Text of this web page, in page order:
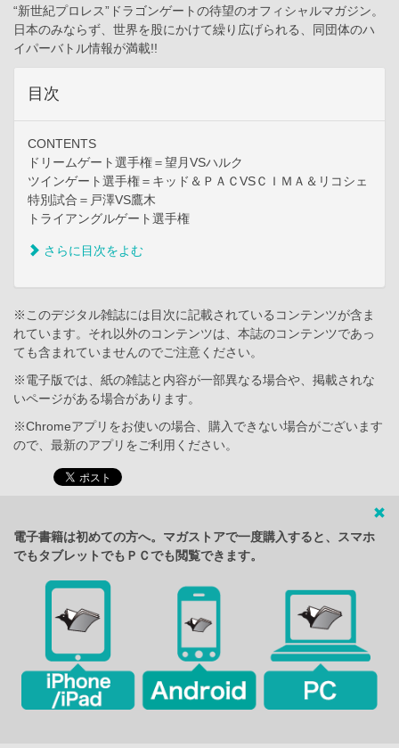
“新世紀プロレス”ドラゴンゲートの待望のオフィシャルマガジン。
日本のみならず、世界を股にかけて繰り広げられる、同団体のハ
イパーバトル情報が満載!!
目次
CONTENTS
ドリームゲート選手権＝望月VSハルク
ツインゲート選手権＝キッド＆ＰＡＣVSＣＩＭＡ＆リコシェ
特別試合＝戸澤VS鷹木
トライアングルゲート選手権
さらに目次をよむ
※このデジタル雑誌には目次に記載されているコンテンツが含ま
れています。それ以外のコンテンツは、本誌のコンテンツであっ
ても含まれていませんのでご注意ください。
※電子版では、紙の雑誌と内容が一部異なる場合や、掲載されな
いページがある場合があります。
※Chromeアプリをお使いの場合、購入できない場合がございます
ので、最新のアプリをご利用ください。
電子書籍は初めての方へ。マガストアで一度購入すると、スマホ
でもタブレットでもＰＣでも閲覧できます。